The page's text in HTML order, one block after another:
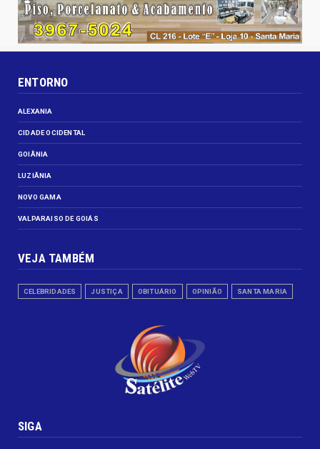
ENTORNO
ALEXANIA
CIDADE OCIDENTAL
GOIÂNIA
LUZIÂNIA
NOVO GAMA
VALPARAISO DE GOIÁS
VEJA TAMBÉM
CELEBRIDADES JUSTIÇA OBITUÁRIO OPINIÃO SANTA MARIA
SIGA